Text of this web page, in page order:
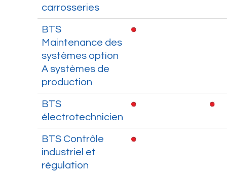
carrosseries
BTS
Maintenance des
systèmes option
A systèmes de
production
BTS
électrotechnicien
BTS Contrôle
industriel et
régulation